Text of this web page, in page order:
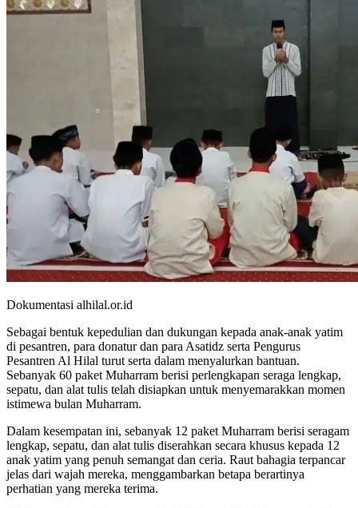
Dokumentasi alhilal.or.id
Sebagai bentuk kepedulian dan dukungan kepada anak-anak yatim
di pesantren, para donatur dan para Asatidz serta Pengurus
Pesantren Al Hilal turut serta dalam menyalurkan bantuan.
Sebanyak 60 paket Muharram berisi perlengkapan seraga lengkap,
sepatu, dan alat tulis telah disiapkan untuk menyemarakkan momen
istimewa bulan Muharram.
Dalam kesempatan ini, sebanyak 12 paket Muharram berisi seragam
lengkap, sepatu, dan alat tulis diserahkan secara khusus kepada 12
anak yatim yang penuh semangat dan ceria. Raut bahagia terpancar
jelas dari wajah mereka, menggambarkan betapa berartinya
perhatian yang mereka terima.